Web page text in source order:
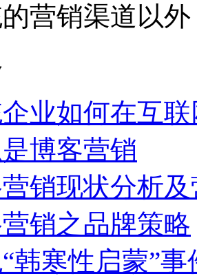
营销渠道以
业如何在互
博客营销
销现状分析
销之品牌策略
韩寒性启蒙”